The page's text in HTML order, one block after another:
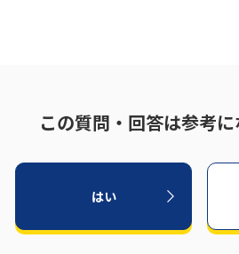
お知らせ
NTTドコモビジネスのお客さ
この質問・回答は参考
はい